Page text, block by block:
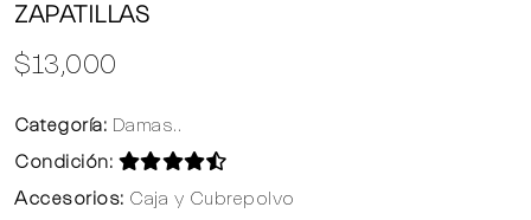
ZAPATILLAS
$13,000
Categoría: Damas..
Condición:
Accesorios: Caja y Cubrepolvo